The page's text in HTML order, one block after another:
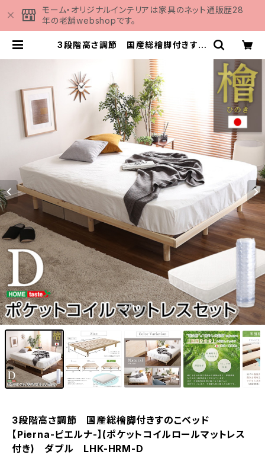
モーム・オリジナルインテリアは家具のネット通販歴28
年の老舗webshopです。
3段階高さ調節 国産総檜脚付きすの
ットコイルロールマットレス付き) ダ
ブル LHK-HRM-D | 家具の通販専
門店 MOMU
1/10
3段階高さ調節 国産総檜脚付きすのこベッド
【Pierna-ピエルナ-】(ポケットコイルロールマットレス
付き) ダブル LHK-HRM-D